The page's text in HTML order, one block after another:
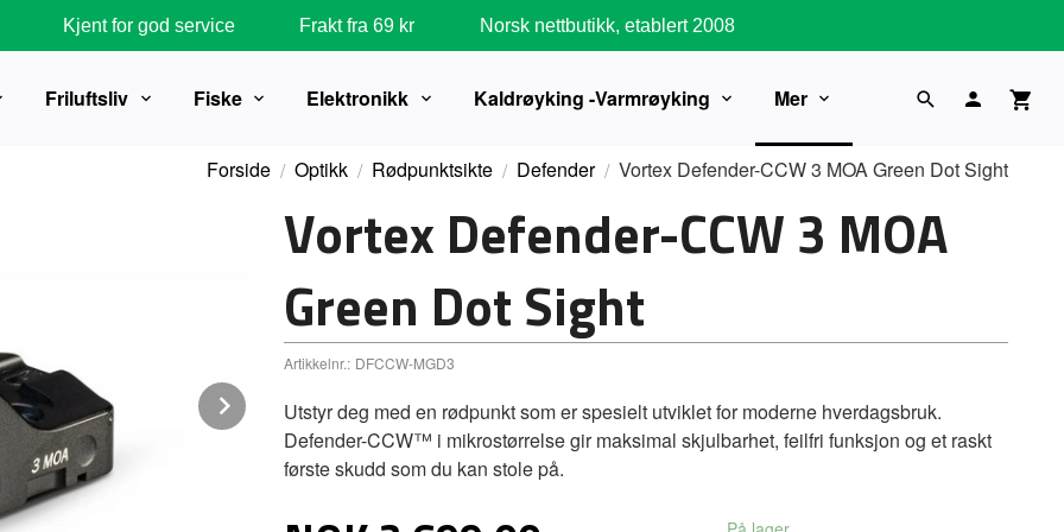
Kjent for god service Frakt fra 69 kr Norsk nettbutikk, etablert 2008
Friluftsliv Fiske Elektronikk Kaldrøyking -Varmrøyking Mer
Forside Optikk Rødpunktsikte Defender Vortex Defender-CCW 3 MOA Green Dot Sight
Next
Vortex Defender-CCW 3 MOA
Green Dot Sight
Artikkelnr.: DFCCW-MGD3
Utstyr deg med en rødpunkt som er spesielt utviklet for moderne hverdagsbruk.
Defender-CCW™ i mikrostørrelse gir maksimal skjulbarhet, feilfri funksjon og et raskt
første skudd som du kan stole på.